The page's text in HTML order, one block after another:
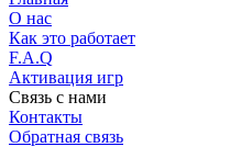
О нас
Как это работает
F.A.Q
Активация игр
Связь с нами
Контакты
Обратная связь